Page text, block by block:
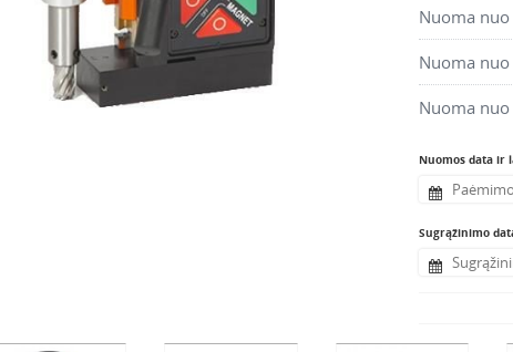
Nuoma
Nuoma
Nuoma
Nuomos data ir
Sugrąžinimo